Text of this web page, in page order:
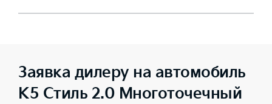
Заявка дилеру на автомобиль
K5 Стиль 2.0 Многоточечный